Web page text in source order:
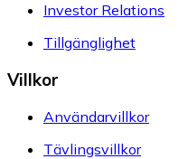
Investor Relations
Tillgänglighet
Villkor
Användarvillkor
Tävlingsvillkor